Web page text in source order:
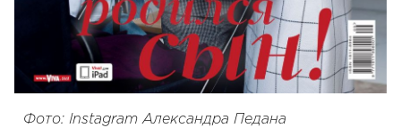
Фото: Instagram Александра Педана